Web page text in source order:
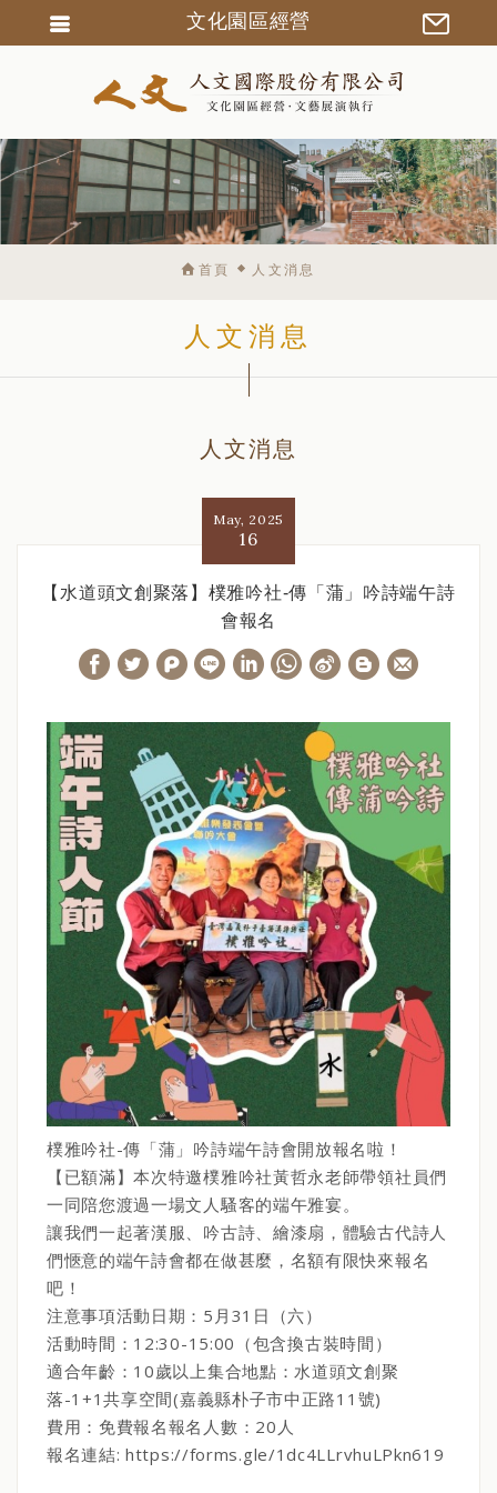
首頁 人文消息
人文消息
人文消息
May, 2025
16
【水道頭文創聚落】樸雅吟社-傳「蒲」吟詩端午詩
會報名
W
a
t
s
A
p
p
S
n
a
W
e
i
b
o
樸雅吟社-傳「蒲」吟詩端午詩會開放報名啦！
【已額滿】本次特邀樸雅吟社黃哲永老師帶領社員們
一同陪您渡過一場文人騷客的端午雅宴。
讓我們一起著漢服、吟古詩、繪漆扇，體驗古代詩人
們愜意的端午詩會都在做甚麼，名額有限快來報名
吧！
注意事項活動日期：5月31日（六）
活動時間：12:30-15:00（包含換古裝時間）
適合年齡：10歲以上集合地點：水道頭文創聚
落-1+1共享空間(嘉義縣朴子市中正路11號)
費用：免費報名報名人數：20人
報名連結: https://forms.gle/1dc4LLrvhuLPkn619
文化園區經營
會員註冊
忘記密碼
訂單查詢
匯款通知